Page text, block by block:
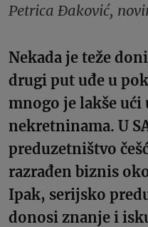
Petrica Đaković,
Nekada je teže
drugi put uđe u
mnogo je lakše ući
nekretninama. U
preduzetništvo
razrađen biznis
Ipak, serijsko
donosi znanje i